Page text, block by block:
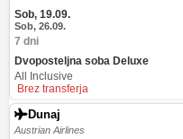
Sob, 19.09.
Sob, 26.09.
7 dni
Dvoposteljna soba Deluxe
All Inclusive
Brez transferja
Dunaj
Austrian Airlines